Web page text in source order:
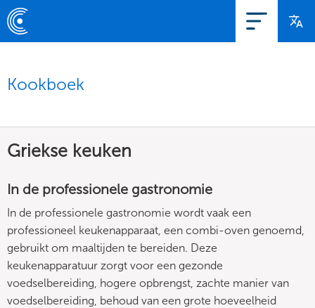
Kookboek
Griekse keuken
In de professionele gastronomie
In de professionele gastronomie wordt vaak een
professioneel keukenapparaat, een combi-oven genoemd,
gebruikt om maaltijden te bereiden. Deze
keukenapparatuur zorgt voor een gezonde
voedselbereiding, hogere opbrengst, zachte manier van
voedselbereiding, behoud van een grote hoeveelheid